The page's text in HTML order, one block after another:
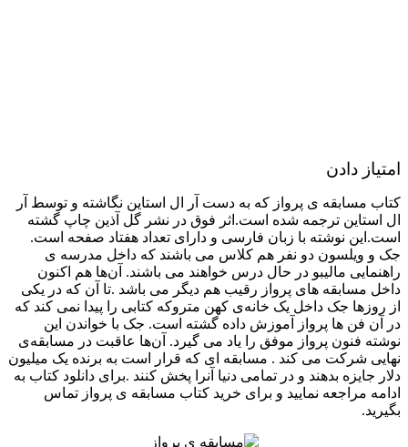
امتیاز دادن
کتاب مسابقه ی پرواز که به دست آر ال استاین نگاشته و توسط آر
ال استاین ترجمه شده است.اثر فوق در نشر گل آذین چاپ گشته
است.این نوشته با زبان فارسی و دارای تعداد هفتاد صفحه است.
جک و ویلسون دو نفر هم کلاس می باشند که داخل مدرسه ی
راهنمایی مالیبو در حال درس خواهند می باشند. آن‌ها هم اکنون
داخل مسابقه های پرواز رقیب هم دیگر می باشد .تا آن که در یکی
از روزها جک داخل یک خانه‌ی کهن متروکه کتابی را پیدا نمی کند که
در آن فن ها پرواز آموزش داده گشته است. جک با خواندن این
نوشته فنون پرواز موفق را یاد می گیرد. آن‌ها عاقبت در مسابقه‌ی
نهایی شرکت می کند . مسابقه ای که قرار است به برنده یک میلیون‌
دلار جایزه بدهند و در تمامی دنیا آنرا پخش کنند .برای دانلود کتاب به
ادامه مراجعه نمایید و برای خرید کتاب مسابقه ی پرواز تماس
بگیرید.